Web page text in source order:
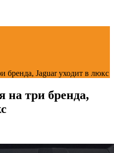
бренда, Jaguar уходит в люкс
на три бренда,